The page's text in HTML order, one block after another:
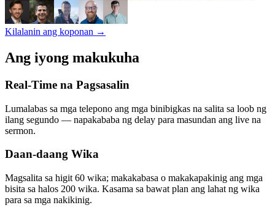
Kilalanin ang koponan →
Ang iyong makukuha
Real-Time na Pagsasalin
Lumalabas sa mga telepono ang mga binibigkas na salita sa loob ng
ilang segundo — napakababa ng delay para masundan ang live na
sermon.
Daan-daang Wika
Magsalita sa higit 60 wika; makakabasa o makakapakinig ang mga
bisita sa halos 200 wika. Kasama sa bawat plan ang lahat ng wika
para sa mga nakikinig.